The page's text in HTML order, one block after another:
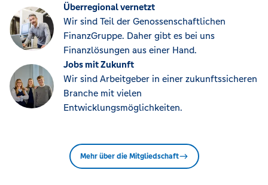
Überregional vernetzt
Wir sind Teil der Genossenschaftlichen
FinanzGruppe. Daher gibt es bei uns
Finanzlösungen aus einer Hand.
Jobs mit Zukunft
Wir sind Arbeitgeber in einer zukunftssicheren
Branche mit vielen
Entwicklungsmöglichkeiten.
Mehr über die Mitgliedschaft